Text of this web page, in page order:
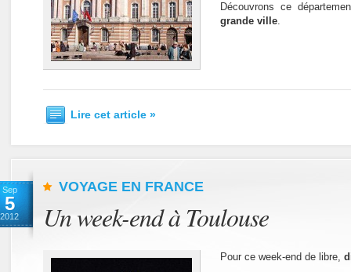
Découvrons ce
grande ville.
Lire cet article »
Sep
5
2012
VOYAGE EN FRANCE
Un week-end à Toulouse
Pour ce week-end de libre,